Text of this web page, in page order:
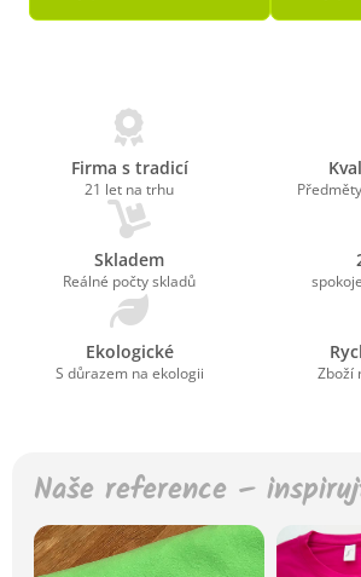
Firma s tradicí
21 let na trhu
Skladem
Reálné počty skladů
Ekologické
S důrazem na ekologii Zboží
Naše reference –